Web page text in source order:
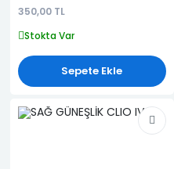
350,00 TL
Stokta Var
Sepete Ekle